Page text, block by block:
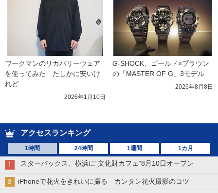
ワークマンのリカバリーウェア
を使ってみた　たしかに安いけ
れど
2026年1月10日
G-SHOCK、ゴールド×ブラウン
の「MASTER OF G」3モデル
2026年8月8日
アクセスランキング
1時間 24時間 1週間 1カ月
スターバックス、横浜に“文化財カフェ”8月10日オープン
iPhoneで花火をきれいに撮る カンタン花火撮影のコツ